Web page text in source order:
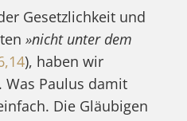
Gesetzlichkeit und
»nicht unter dem
), haben wir
Was Paulus damit
Die Gläubigen